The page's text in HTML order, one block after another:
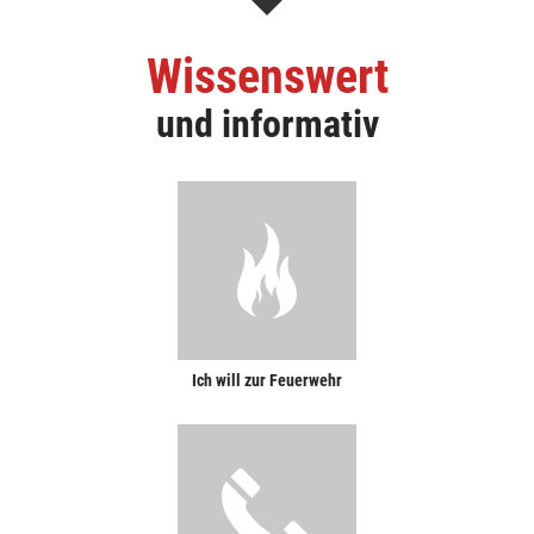
Wissenswert
und informativ
Ich will zur Feuerwehr